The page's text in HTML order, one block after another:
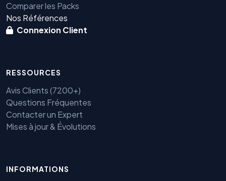
Comparer les Packs
Nos Références
Connexion Client
RESSOURCES
Avis Clients (7200+)
Questions Fréquentes
Contacter un Expert
Mises à jour & Évolutions
INFORMATIONS